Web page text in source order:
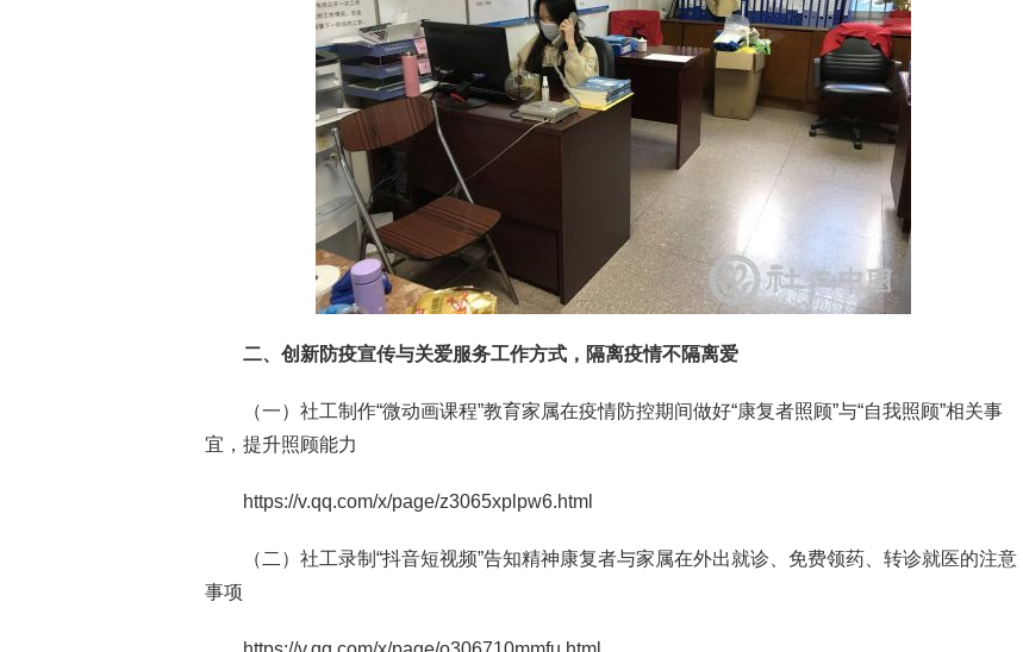
二、创新防疫宣传与关爱服务工作方式，隔离疫情不隔离爱
（一）社工制作“微动画课程”教育家属在疫情防控期间做好“康复者照顾”与“自我照顾”相关事
宜，提升照顾能力
https://v.qq.com/x/page/z3065xplpw6.html
（二）社工录制“抖音短视频”告知精神康复者与家属在外出就诊、免费领药、转诊就医的注意
事项